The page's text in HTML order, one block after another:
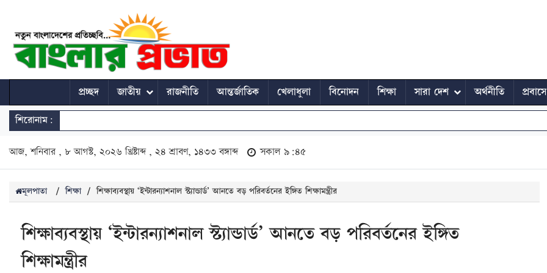
প্রচ্ছদ জাতীয় রাজনীতি আন্তর্জাতিক খেলাধুলা বিনোদন শিক্ষা সারা দেশ অর্থনীতি
শিরোনাম:
আজ, শনিবার , ৮ আগস্ট, ২০২৬ খ্রিষ্টাব্দ , ২৪ শ্রাবণ, ১৪৩৩ বঙ্গাব্দ সকাল ৯:৪৫
মূলপাতা / শিক্ষা / শিক্ষাব্যবস্থায় ‘ইন্টারন্যাশনাল স্ট্যান্ডার্ড’ আনতে বড় পরিবর্তনের ইঙ্গিত শিক্ষামন্ত্রীর
শিক্ষাব্যবস্থায় ‘ইন্টারন্যাশনাল স্ট্যান্ডার্ড’ আনতে বড় পরিবর্তনের ইঙ্গিত
শিক্ষামন্ত্রীর